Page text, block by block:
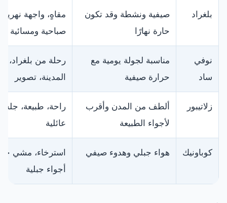
بلغراد
صيفية ونشطة وقد تكون
حارة نهارًا
مقاهٍ، واجهة
صباحية ومسائية
نوفي
ساد
مناسبة لجولة يومية مع
حرارة صيفية
رحلة من بلغراد،
المدينة، تصوير
زلاتيبور
ألطف من المدن وأقرب
لأجواء الطبيعة
راحة، طبيعة،
عائلية
كوباونيك هواء جبلي وهدوء صيفي
استرخاء، مشي
أجواء جبلية